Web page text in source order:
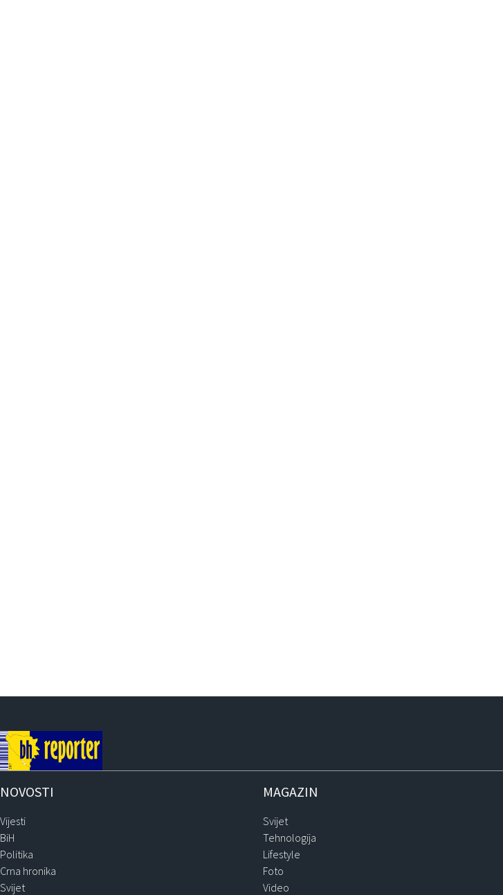
NOVOSTI
Vijesti
BiH
Politika
Crna hronika
Svijet
MAGAZIN
Svijet
Tehnologija
Lifestyle
Foto
Video